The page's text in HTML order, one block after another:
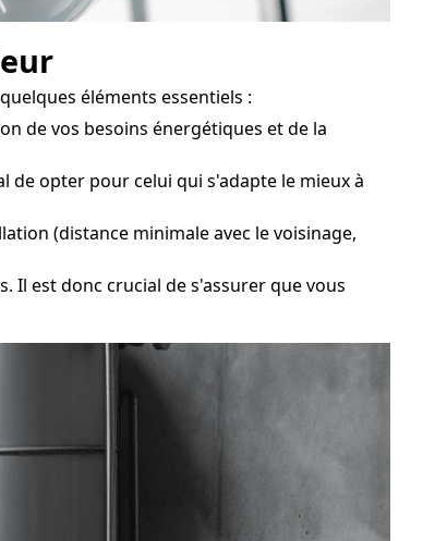
éléments essentiels :
de vos besoins énergétiques et de la
de opter pour celui qui s'adapte le mieux à
(distance minimale avec le voisinage,
Il est donc crucial de s'assurer que vous